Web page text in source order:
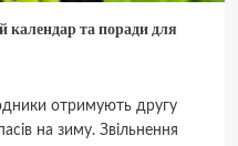
календар та поради для
отримують другу
на зиму. Звільнення